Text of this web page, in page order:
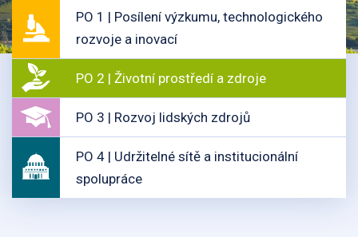
PO 1 | Posílení výzkumu, technologického
rozvoje a inovací
PO 2 | Životní prostředí a zdroje
PO 3 | Rozvoj lidských zdrojů
PO 4 | Udržitelné sítě a institucionální
spolupráce